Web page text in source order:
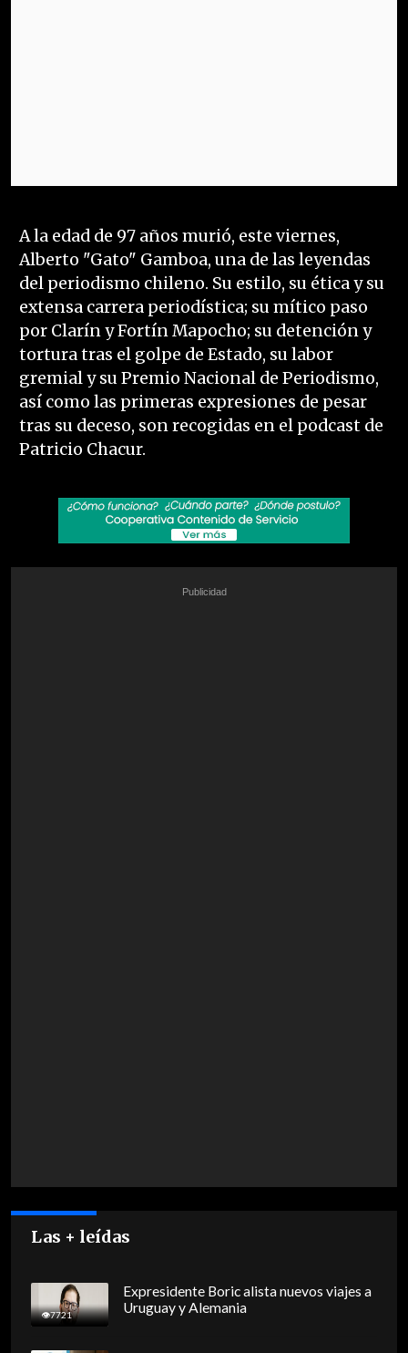
A la edad de 97 años murió, este viernes,
Alberto "Gato" Gamboa, una de las leyendas
del periodismo chileno. Su estilo, su ética y su
extensa carrera periodística; su mítico paso
por Clarín y Fortín Mapocho; su detención y
tortura tras el golpe de Estado, su labor
gremial y su Premio Nacional de Periodismo,
así como las primeras expresiones de pesar
tras su deceso, son recogidas en el podcast de
Patricio Chacur.
Las + leídas
7721
Expresidente Boric alista nuevos viajes a
Uruguay y Alemania